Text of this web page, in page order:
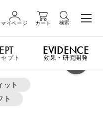
マイページ カート 検索
ード
ット
ト
プト
EVIDENCE
効果・研究開発
細情報がありません。